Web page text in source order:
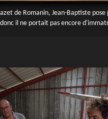
de Romanin, Jean-Baptiste
il ne portait pas encore